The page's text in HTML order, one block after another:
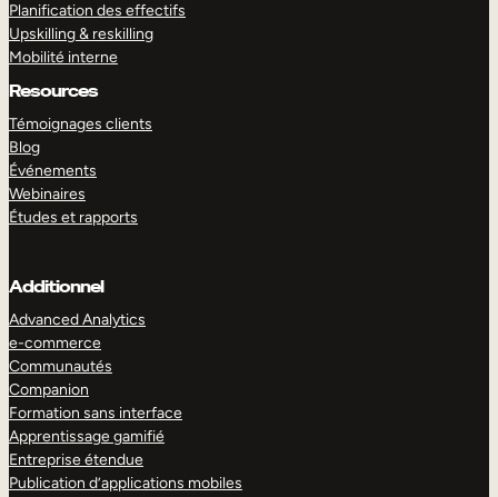
Planification des effectifs
Upskilling & reskilling
Mobilité interne
Resources
Témoignages clients
Blog
Événements
Webinaires
Études et rapports
Additionnel
Advanced Analytics
e-commerce
Communautés
Companion
Formation sans interface
Apprentissage gamifié
Entreprise étendue
Publication d’applications mobiles